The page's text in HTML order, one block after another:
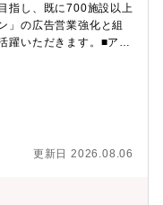
度なコンサルティング
複雑な組織を動かすた
ンサルティング営業を
業戦略に基づき、自由
です。しかし、慢性的
くの課題を抱えていま
システム
づく使いやすいUI/UXで
指し、既に700施設以上
」の広告営業強化と組
躍いただきます。■アッ
客及び広告代理店との
度の育成・組織構築
領域に特化した医療機
、無痛分娩、里帰り出
科ならではの課題を深
“業界標準”のサービス
更新日 2026.08.06